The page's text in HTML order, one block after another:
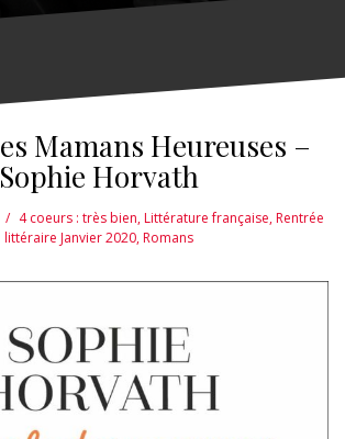
Mamans Heureuses –
Sophie Horvath
4 coeurs : très bien,Littérature française,Rentrée
littéraire Janvier 2020,Romans